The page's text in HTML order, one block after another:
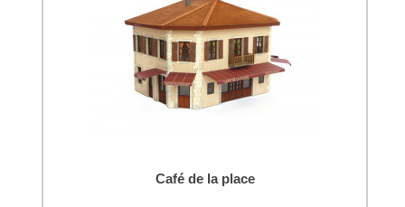
Café de la place